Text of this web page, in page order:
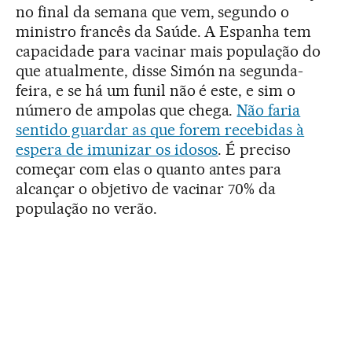
no final da semana que vem, segundo o
ministro francês da Saúde. A Espanha tem
capacidade para vacinar mais população do
que atualmente, disse Simón na segunda-
feira, e se há um funil não é este, e sim o
número de ampolas que chega.Não faria
sentido guardar as que forem recebidas à
espera de imunizar os idosos. É preciso
começar com elas o quanto antes para
alcançar o objetivo de vacinar 70% da
população no verão.